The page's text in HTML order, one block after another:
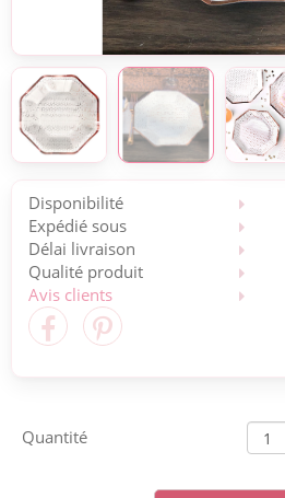
Disponibilité
Expédié sous
Délai livraison
Qualité produit
Avis clients
Quantité